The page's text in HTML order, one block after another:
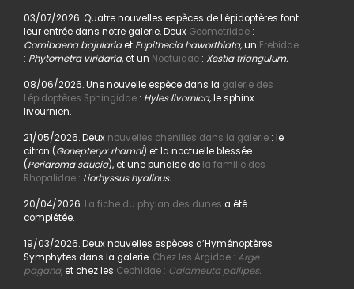
03/07/2026. Quatre nouvelles espèces de Lépidoptères font
leur entrée dans notre galerie. Deux Geometridae:
Comibaena bajulariaet Eupithecia haworthiata,un Erebidae
: Phytometra viridaria, et un Noctuidae: Xestia triangulum.
08/06/2026. Une nouvelle espèce dans la galerie des
Lépidoptères Sphingidae: Hyles livornica,le sphinx
livournien.
21/05/2026. Deux nouvelles chenilles dans la galerie : le
citron (Gonepteryx rhamni) et la noctuelle blessée
(Peridroma saucia), et une punaise dela famille des
Rhopalidae : Liorhyssus hyalinus.
20/04/2026. La fiche du phylan des dunes a été
complétée.
19/03/2026. Deux nouvelles espèces d’Hyménoptères
Symphytes dans la galerie. Chez les Argidae : Arge
pagana,et chez les Cephidae : Calameuta pallipes.